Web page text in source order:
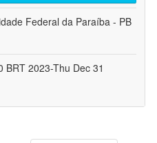
Federal da Paraíba - PB
BRT 2023-Thu Dec 31